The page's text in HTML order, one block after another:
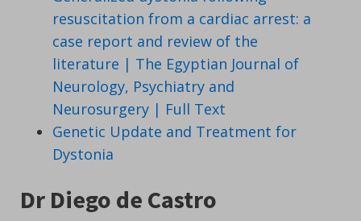
resuscitation from a cardiac arrest: a
case report and review of the
literature | The Egyptian Journal of
Neurology, Psychiatry and
Neurosurgery | Full Text
Genetic Update and Treatment for
Dystonia
Dr Diego de Castro